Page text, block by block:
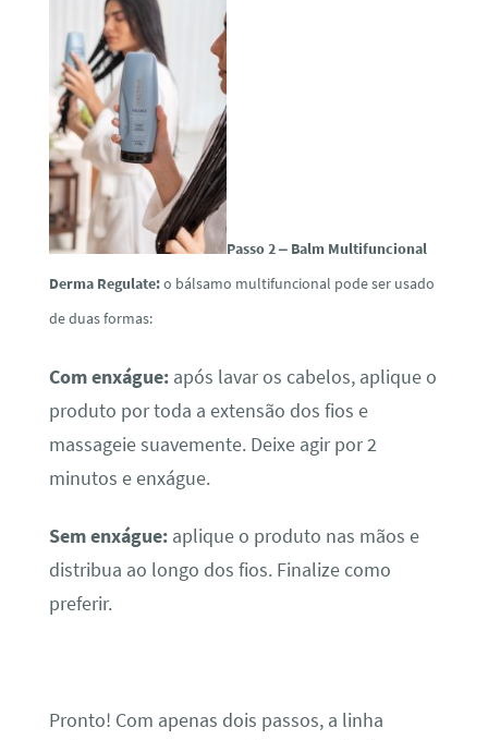
Passo 2 – Balm Multifuncional
Derma Regulate:o bálsamo multifuncional pode ser usado
de duas formas:
Com enxágue:após lavar os cabelos, aplique o
produto por toda a extensão dos fios e
massageie suavemente. Deixe agir por 2
minutos e enxágue.
Sem enxágue:aplique o produto nas mãos e
distribua ao longo dos fios. Finalize como
preferir.
Pronto! Com apenas dois passos, a linha